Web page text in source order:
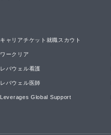
キャリアチケット就職スカウト
ワークリア
レバウェル看護
レバウェル医師
Leverages Global Support